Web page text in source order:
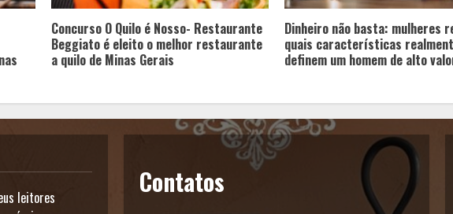
Concurso O Quilo é Nosso- Restaurante
Beggiato é eleito o melhor restaurante
a quilo de Minas Gerais
Dinheiro não basta: mulheres
quais características
definem um homem de alto
leitores
Contatos